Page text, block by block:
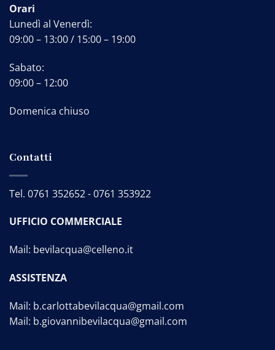
Orari
Lunedì al Venerdì:
09:00 – 13:00 / 15:00 – 19:00
Sabato:
09:00 – 12:00
Domenica chiuso
Contatti
Tel. 0761 352652-0761 353922
UFFICIO COMMERCIALE
Mail: bevilacqua@celleno.it
ASSISTENZA
Mail: b.carlottabevilacqua@gmail.com
Mail: b.giovannibevilacqua@gmail.com